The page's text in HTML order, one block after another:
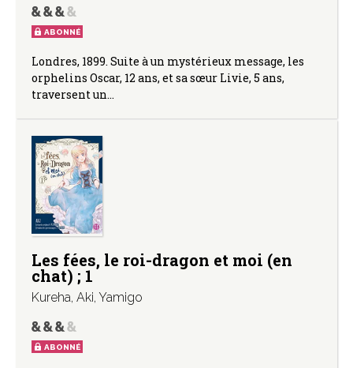
ABONNÉ
Londres, 1899. Suite à un mystérieux message, les
orphelins Oscar, 12 ans, et sa sœur Livie, 5 ans,
traversent un…
Les fées, le roi-dragon et moi (en
chat) ; 1
Kureha, Aki, Yamigo
ABONNÉ